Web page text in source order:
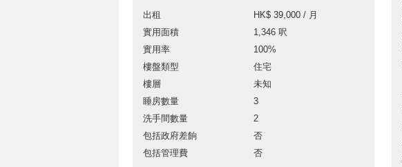
出租
HK$ 39,000 / 月
實用面積
1,346 呎
實用率
100%
樓盤類型
住宅
樓層
未知
睡房數量
3
洗手間數量
2
包括政府差餉
否
包括管理費
否